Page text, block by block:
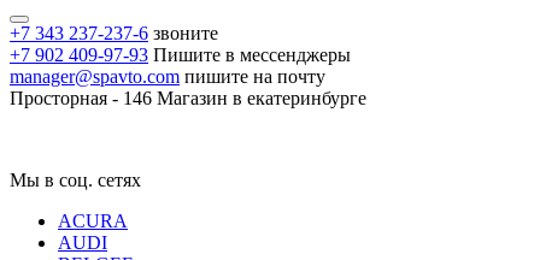
+7 343 237-237-6 звоните
+7 902 409-97-93 Пишите в мессенджеры
manager@spavto.com пишите на почту
Просторная - 146 Магазин в екатеринбурге
Мы в соц. сетях
ACURA
AUDI